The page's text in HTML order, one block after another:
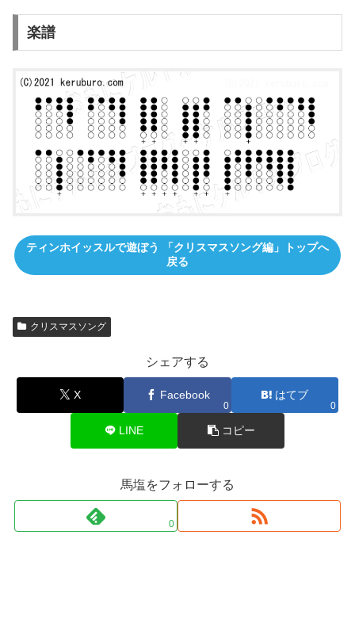
楽譜
ティンホイッスルで遊ぼう 「クリスマスソング編」トップへ
戻る
クリスマスソング
シェアする
X Facebook
0
はてブ
0
LINE コピー
馬塩をフォローする
0